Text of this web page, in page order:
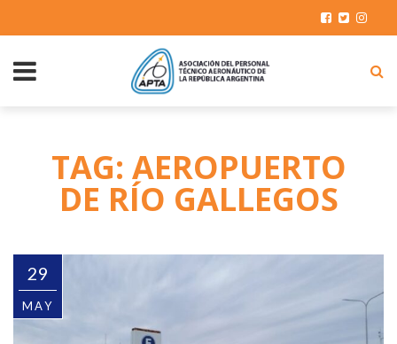
TAG: AEROPUERTO
DE RÍO GALLEGOS
29
MAY